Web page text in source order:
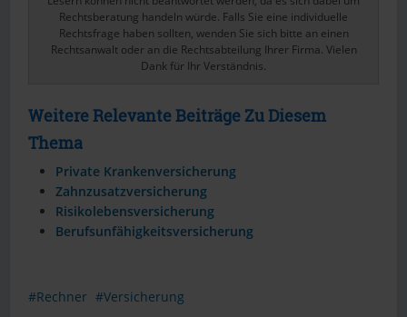
Rechtsberatung handeln würde. Falls Sie eine individuelle
Rechtsfrage haben sollten, wenden Sie sich bitte an einen
Rechtsanwalt oder an die Rechtsabteilung Ihrer Firma. Vielen
Dank für Ihr Verständnis.
Weitere Relevante Beiträge Zu Diesem
Thema
Private Krankenversicherung
Zahnzusatzversicherung
Risikolebensversicherung
Berufsunfähigkeitsversicherung
Rechner Versicherung